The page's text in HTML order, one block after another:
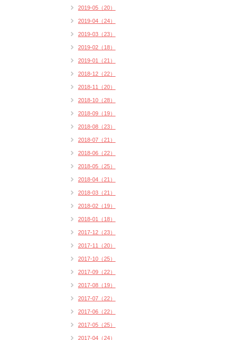
2019-05（20）
2019-04（24）
2019-03（23）
2019-02（18）
2019-01（21）
2018-12（22）
2018-11（20）
2018-10（28）
2018-09（19）
2018-08（23）
2018-07（21）
2018-06（22）
2018-05（25）
2018-04（21）
2018-03（21）
2018-02（19）
2018-01（18）
2017-12（23）
2017-11（20）
2017-10（25）
2017-09（22）
2017-08（19）
2017-07（22）
2017-06（22）
2017-05（25）
2017-04（24）